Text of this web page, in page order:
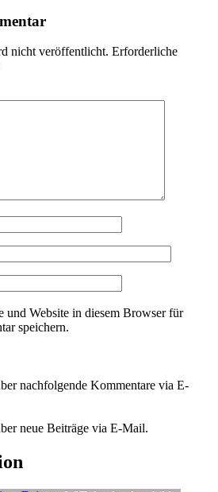
nicht veröffentlicht. Erforderliche
und Website in diesem Browser für
speichern.
nachfolgende Kommentare via E-
neue Beiträge via E-Mail.